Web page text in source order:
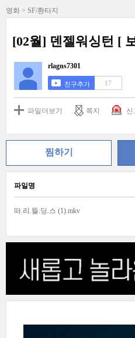
영화 > SF/환타지
[02월] 덴젤워싱턴 [
rlagns7301
친구추가 17
파일더보기 쪽지 신
찜하기
파일명
떠.리.뜰.딩.스 (1).mkv